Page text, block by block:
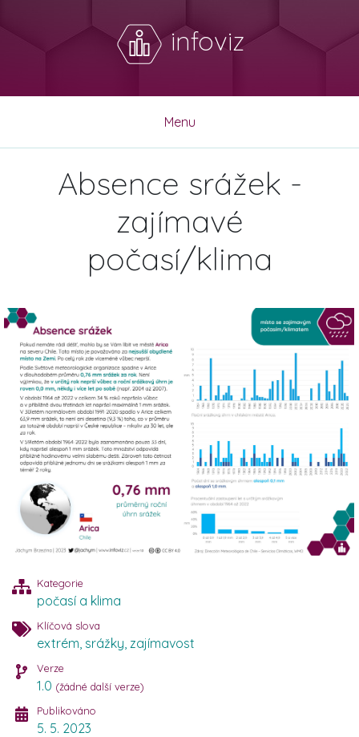
infoviz
Menu
Absence srážek -
zajímavé
počasí/klima
Kategorie
počasí a klima
Klíčová slova
extrém srážky zajímavost
Verze
1.0 (žádné další verze)
Publikováno
5. 5. 2023